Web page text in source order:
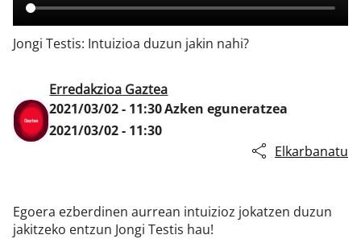
Jongi Testis: Intuizioa duzun jakin nahi?
Erredakzioa Gaztea
2021/03/02 - 11:30Azken eguneratzea
2021/03/02 - 11:30
Elkarbanatu
Egoera ezberdinen aurrean intuizioz jokatzen duzun
jakitzeko entzun Jongi Testis hau!